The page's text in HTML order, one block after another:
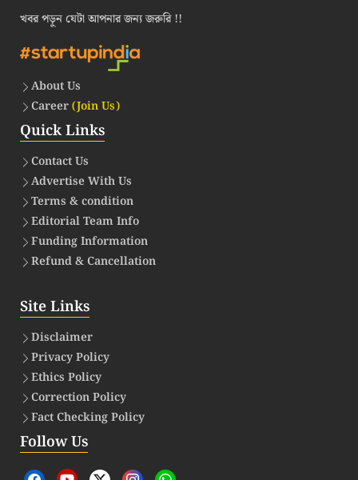
খবর পড়ুন যেটা আপনার জন্য জরুরি !!
About Us
Career(Join Us)
Quick Links
Contact Us
Advertise With Us
Terms & condition
Editorial Team Info
Funding Information
Refund & Cancellation
Site Links
Disclaimer
Privacy Policy
Ethics Policy
Correction Policy
Fact Checking Policy
Follow Us